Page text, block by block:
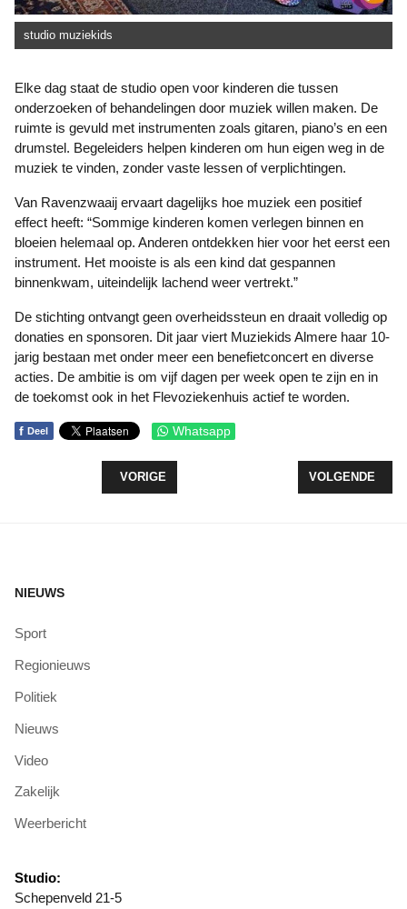
studio muziekids
Elke dag staat de studio open voor kinderen die tussen
onderzoeken of behandelingen door muziek willen maken. De
ruimte is gevuld met instrumenten zoals gitaren, piano’s en een
drumstel. Begeleiders helpen kinderen om hun eigen weg in de
muziek te vinden, zonder vaste lessen of verplichtingen.
Van Ravenzwaaij ervaart dagelijks hoe muziek een positief
effect heeft: “Sommige kinderen komen verlegen binnen en
bloeien helemaal op. Anderen ontdekken hier voor het eerst een
instrument. Het mooiste is als een kind dat gespannen
binnenkwam, uiteindelijk lachend weer vertrekt.”
De stichting ontvangt geen overheidssteun en draait volledig op
donaties en sponsoren. Dit jaar viert Muziekids Almere haar 10-
jarig bestaan met onder meer een benefietconcert en diverse
acties. De ambitie is om vijf dagen per week open te zijn en in
de toekomst ook in het Flevoziekenhuis actief te worden.
f Deel Whatsapp
VORIG ARTIKEL: KERNAFVAL ONDER
VORIGE VOLGENDE
VOLGENDE
NIEUWS
Sport
Regionieuws
Politiek
Nieuws
Video
Zakelijk
Weerbericht
Studio:
Schepenveld 21-5